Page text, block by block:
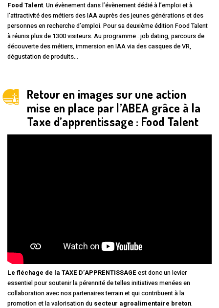
Food Talent. Un évènement dans l’évènement dédié à l’emploi et à
l’attractivité des métiers des IAA auprès des jeunes générations et des
personnes en recherche d’emploi. Pour sa deuxième édition Food Talent
à réunis plus de 1300 visiteurs. Au programme : job dating, parcours de
découverte des métiers, immersion en IAA via des casques de VR,
dégustation de produits…
Retour en images sur une action
mise en place par l’ABEA grâce à la
Taxe d’apprentissage : Food Talent
Le fléchage de la TAXE D’APPRENTISSAGE est donc un levier
essentiel pour soutenir la pérennité de telles initiatives menées en
collaboration avec nos partenaires terrain et qui contribuent à la
promotion et la valorisation du secteur agroalimentaire breton.